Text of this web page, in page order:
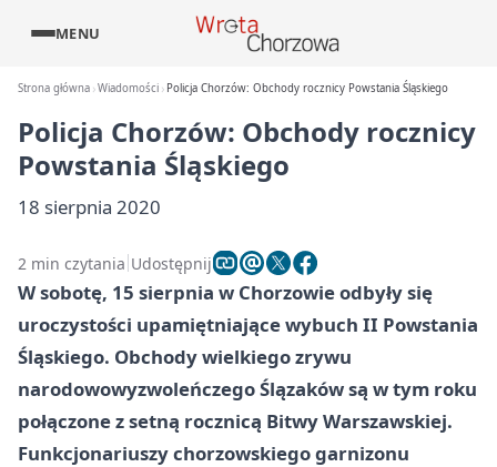
MENU
Strona główna Wiadomości Policja Chorzów: Obchody rocznicy Powstania Śląskiego
Policja Chorzów: Obchody rocznicy
Powstania Śląskiego
18 sierpnia 2020
2 min czytania Udostępnij
W sobotę, 15 sierpnia w Chorzowie odbyły się
uroczystości upamiętniające wybuch II Powstania
Śląskiego. Obchody wielkiego zrywu
narodowowyzwoleńczego Ślązaków są w tym roku
połączone z setną rocznicą Bitwy Warszawskiej.
Funkcjonariuszy chorzowskiego garnizonu